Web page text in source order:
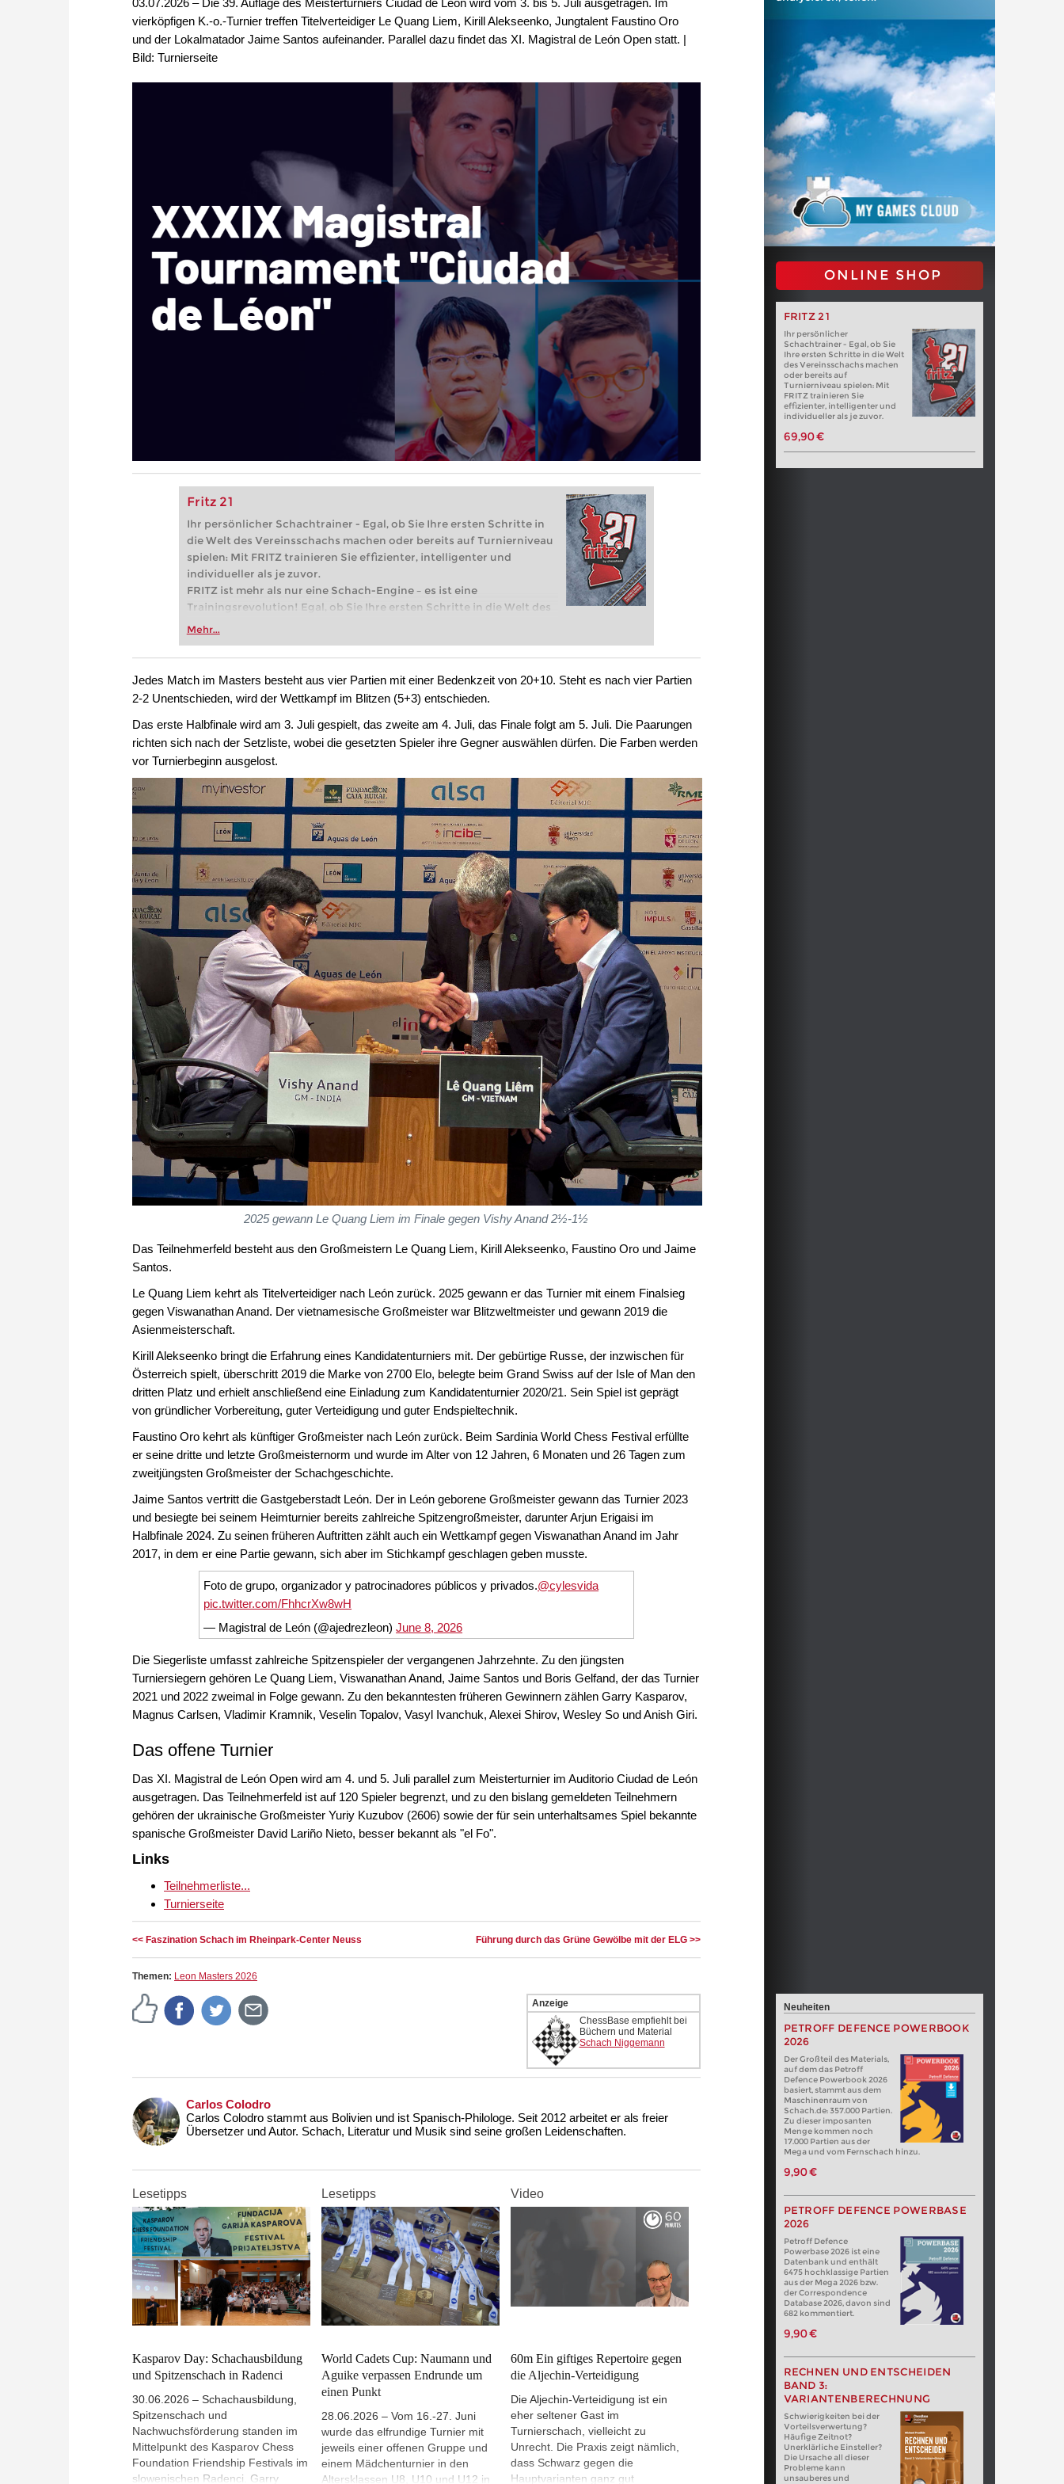
vierköpfigen K.-o.-Turnier treffen Titelverteidiger Le Quang Liem, Kirill Alekseenko, Jungtalent Faustino Oro
und der Lokalmatador Jaime Santos aufeinander. Parallel dazu findet das XI. Magistral de León Open statt. |
Bild: Turnierseite
Fritz 21
Ihr persönlicher Schachtrainer - Egal, ob Sie Ihre ersten Schritte in
die Welt des Vereinsschachs machen oder bereits auf Turnierniveau
spielen: Mit FRITZ trainieren Sie effizienter, intelligenter und
individueller als je zuvor.
FRITZ ist mehr als nur eine Schach-Engine – es ist eine
Trainingsrevolution! Egal, ob Sie Ihre ersten Schritte in die Welt des
Vereinsschachs machen oder bereits auf Turnierniveau spielen: Mit
zuvor.
Mehr...
ONLINE SHOP
FRITZ 21
Ihr persönlicher
Schachtrainer - Egal, ob Sie
Ihre ersten Schritte in die Welt
des Vereinsschachs machen
oder bereits auf
Turnierniveau spielen: Mit
FRITZ trainieren Sie
effizienter, intelligenter und
individueller als je zuvor.
69,90 €
Jedes Match im Masters besteht aus vier Partien mit einer Bedenkzeit von 20+10. Steht es nach vier Partien
2-2 Unentschieden, wird der Wettkampf im Blitzen (5+3) entschieden.
Das erste Halbfinale wird am 3. Juli gespielt, das zweite am 4. Juli, das Finale folgt am 5. Juli. Die Paarungen
richten sich nach der Setzliste, wobei die gesetzten Spieler ihre Gegner auswählen dürfen. Die Farben werden
vor Turnierbeginn ausgelost.
2025 gewann Le Quang Liem im Finale gegen Vishy Anand 2½-1½
Das Teilnehmerfeld besteht aus den Großmeistern Le Quang Liem, Kirill Alekseenko, Faustino Oro und Jaime
Santos.
Le Quang Liem kehrt als Titelverteidiger nach León zurück. 2025 gewann er das Turnier mit einem Finalsieg
gegen Viswanathan Anand. Der vietnamesische Großmeister war Blitzweltmeister und gewann 2019 die
Asienmeisterschaft.
Kirill Alekseenko bringt die Erfahrung eines Kandidatenturniers mit. Der gebürtige Russe, der inzwischen für
Österreich spielt, überschritt 2019 die Marke von 2700 Elo, belegte beim Grand Swiss auf der Isle of Man den
dritten Platz und erhielt anschließend eine Einladung zum Kandidatenturnier 2020/21. Sein Spiel ist geprägt
von gründlicher Vorbereitung, guter Verteidigung und guter Endspieltechnik.
Faustino Oro kehrt als künftiger Großmeister nach León zurück. Beim Sardinia World Chess Festival erfüllte
er seine dritte und letzte Großmeisternorm und wurde im Alter von 12 Jahren, 6 Monaten und 26 Tagen zum
zweitjüngsten Großmeister der Schachgeschichte.
Jaime Santos vertritt die Gastgeberstadt León. Der in León geborene Großmeister gewann das Turnier 2023
und besiegte bei seinem Heimturnier bereits zahlreiche Spitzengroßmeister, darunter Arjun Erigaisi im
Halbfinale 2024. Zu seinen früheren Auftritten zählt auch ein Wettkampf gegen Viswanathan Anand im Jahr
2017, in dem er eine Partie gewann, sich aber im Stichkampf geschlagen geben musste.
Foto de grupo, organizador y patrocinadores públicos y privados.@cylesvida
pic.twitter.com/FhhcrXw8wH
— Magistral de León (@ajedrezleon)June 8, 2026
Die Siegerliste umfasst zahlreiche Spitzenspieler der vergangenen Jahrzehnte. Zu den jüngsten
Turniersiegern gehören Le Quang Liem, Viswanathan Anand, Jaime Santos und Boris Gelfand, der das Turnier
2021 und 2022 zweimal in Folge gewann. Zu den bekanntesten früheren Gewinnern zählen Garry Kasparov,
Magnus Carlsen, Vladimir Kramnik, Veselin Topalov, Vasyl Ivanchuk, Alexei Shirov, Wesley So und Anish Giri.
Das offene Turnier
Das XI. Magistral de León Open wird am 4. und 5. Juli parallel zum Meisterturnier im Auditorio Ciudad de León
ausgetragen. Das Teilnehmerfeld ist auf 120 Spieler begrenzt, und zu den bislang gemeldeten Teilnehmern
gehören der ukrainische Großmeister Yuriy Kuzubov (2606) sowie der für sein unterhaltsames Spiel bekannte
spanische Großmeister David Lariño Nieto, besser bekannt als "el Fo".
Links
Teilnehmerliste...
Turnierseite
<< Faszination Schach im Rheinpark-Center Neuss Führung durch das Grüne Gewölbe mit der ELG >>
Themen: Leon Masters 2026
Anzeige
ChessBase empfiehlt bei
Büchern und Material
Schach Niggemann
Carlos Colodro
Carlos Colodro stammt aus Bolivien und ist Spanisch-Philologe. Seit 2012 arbeitet er als freier
Übersetzer und Autor. Schach, Literatur und Musik sind seine großen Leidenschaften.
Lesetipps
Kasparov Day: Schachausbildung
und Spitzenschach in Radenci
30.06.2026 – Schachausbildung,
Spitzenschach und
Nachwuchsförderung standen im
Mittelpunkt des Kasparov Chess
Foundation Friendship Festivals im
slowenischen Radenci. Garry
Lesetipps
World Cadets Cup: Naumann und
Aguike verpassen Endrunde um
einen Punkt
28.06.2026 – Vom 16.-27. Juni
wurde das elfrundige Turnier mit
jeweils einer offenen Gruppe und
einem Mädchenturnier in den
Altersklassen U8, U10 und U12 in
Video
60m Ein giftiges Repertoire gegen
die Aljechin-Verteidigung
Die Aljechin-Verteidigung ist ein
eher seltener Gast im
Turnierschach, vielleicht zu
Unrecht. Die Praxis zeigt nämlich,
dass Schwarz gegen die
Hauptvarianten ganz gut
Neuheiten
PETROFF DEFENCE POWERBOOK
2026
Der Großteil des Materials,
auf dem das Petroff
Defence Powerbook 2026
basiert, stammt aus dem
Maschinenraum von
Schach.de: 357.000 Partien.
Zu dieser imposanten
Menge kommen noch
17.000 Partien aus der
Mega und vom Fernschach hinzu.
9,90 €
PETROFF DEFENCE POWERBASE
2026
Petroff Defence
Powerbase 2026 ist eine
Datenbank und enthält
6475 hochklassige Partien
aus der Mega 2026 bzw.
der Correspondence
Database 2026, davon sind
682 kommentiert.
9,90 €
RECHNEN UND ENTSCHEIDEN
BAND 3:
VARIANTENBERECHNUNG
Schwierigkeiten bei der
Vorteilsverwertung?
Häufige Zeitnot?
Unerklärliche Einsteller?
Die Ursache all dieser
Probleme kann
unsauberes und